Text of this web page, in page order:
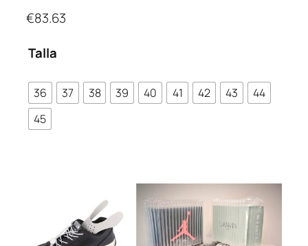
€83.63
Talla
36 37 38 39 40 41 42 43
44
45